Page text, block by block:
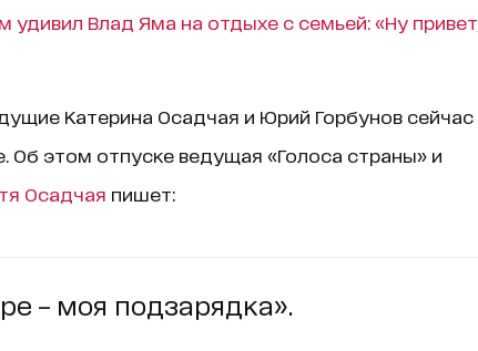
удивил Влад Яма на отдыхе с семьей: «Ну привет,
Катерина Осадчая и Юрий Горбунов сейчас
Об этом отпуске ведущая «Голоса страны» и
Осадчая пишет:
– моя подзарядка».